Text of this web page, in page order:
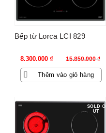
Bếp từ Lorca LCI 829
15.850.000₫
Giá
gốc
là:
8.300.000 ₫
Giá
hiện
tại
Thêm vào giỏ hàng
SOLD O
UT